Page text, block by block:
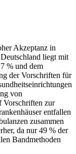
Akzeptanz in
liegt mit
% und dem
der Vorschriften für
von
Vorschriften zur
entfallen
zusammen
da nur 49 % der
Bandmethoden